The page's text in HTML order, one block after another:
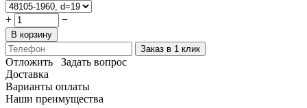
+ −
В корзину
Заказ в 1 клик
Отложить
Задать вопрос
Доставка
Варианты оплаты
Наши преимущества